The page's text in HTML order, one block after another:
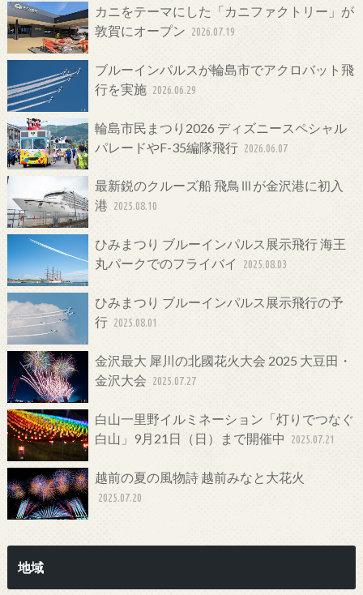
カニをテーマにした「カニファクトリー」が
敦賀にオープン 2026.07.19
ブルーインパルスが輪島市でアクロバット飛
行を実施 2026.06.29
輪島市民まつり2026 ディズニースペシャル
パレードやF-35編隊飛行 2026.06.07
最新鋭のクルーズ船 飛鳥Ⅲが金沢港に初入
港 2025.08.10
ひみまつり ブルーインパルス展示飛行 海王
丸パークでのフライバイ
2025.08.03
ひみまつり ブルーインパルス展示飛行の予
行 2025.08.01
金沢最大 犀川の北國花火大会 2025 大豆田・
金沢大会 2025.07.27
白山一里野イルミネーション「灯りでつなぐ
白山」9月21日（日）まで開催中
2025.07.21
越前の夏の風物詩 越前みなと大花火
2025.07.20
地域